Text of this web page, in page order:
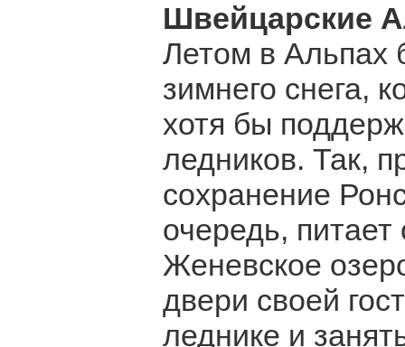
Швейцарские
Летом в Альпах
зимнего снега,
хотя бы
ледников. Так,
сохранение
очередь,
Женевское
двери своей
леднике и